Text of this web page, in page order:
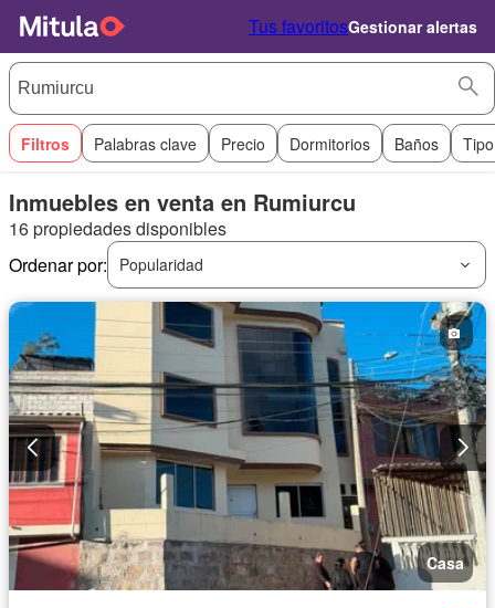
Tus favoritosGestionar alertas
Filtros Palabras clave Precio Dormitorios Baños
Inmuebles en venta en Rumiurcu
16 propiedades disponibles
Ordenar por:
Popularidad
Casa